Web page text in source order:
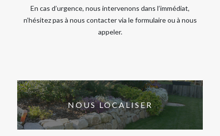
En cas d’urgence, nous intervenons dans l’immédiat,
n’hésitez pas à nous contacter via le formulaire ou à nous
appeler.
NOUS LOCALISER